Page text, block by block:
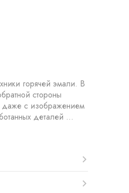
горячей эмали. В
стороны
даже с изображением
деталей ...